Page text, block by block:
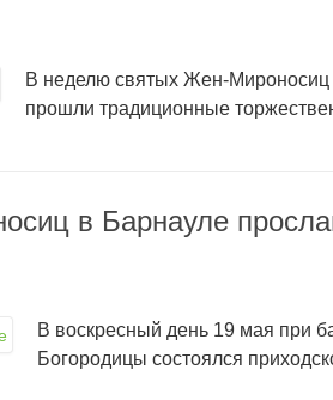
В неделю святых Жен-Мироносиц
прошли традиционные
в Барнауле
В воскресный день 19 мая при
Богородицы состоялся